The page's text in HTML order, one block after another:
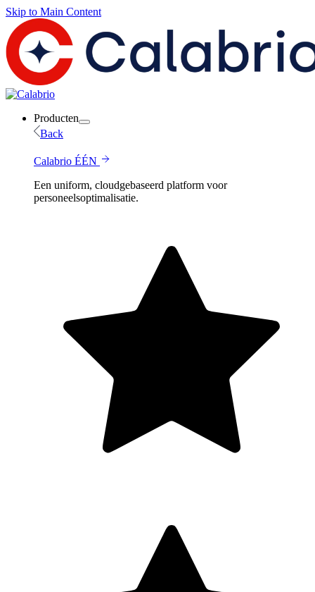
Skip to Main Content
Producten
Back
Calabrio ÉÉN
Een uniform, cloudgebaseerd platform voor
personeelsoptimalisatie.